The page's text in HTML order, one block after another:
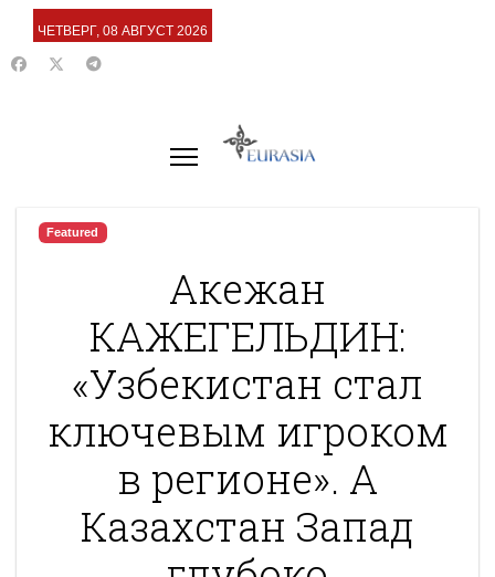
ЧЕТВЕРГ, 08 АВГУСТ 2026
Featured
Акежан
КАЖЕГЕЛЬДИН:
«Узбекистан стал
ключевым игроком
в регионе». А
Казахстан Запад